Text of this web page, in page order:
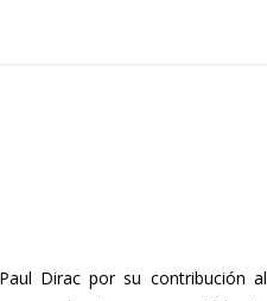
Dirac por su contribución al